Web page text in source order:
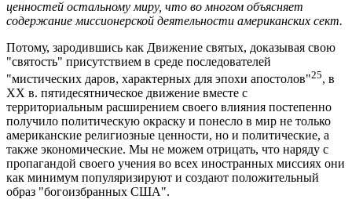
ценностей остальному миру, что во многом объясняет
содержание миссионерской деятельности американских сект.
Потому, зародившись как Движение святых, доказывая свою
"святость" присутствием в среде последователей
"мистических даров, характерных для эпохи апостолов"25, в
ХХ в. пятидесятническое движение вместе с
территориальным расширением своего влияния постепенно
получило политическую окраску и понесло в мир не только
американские религиозные ценности, но и политические, а
также экономические. Мы не можем отрицать, что наряду с
пропагандой своего учения во всех иностранных миссиях они
как минимум популяризируют и создают положительный
образ "богоизбранных США".